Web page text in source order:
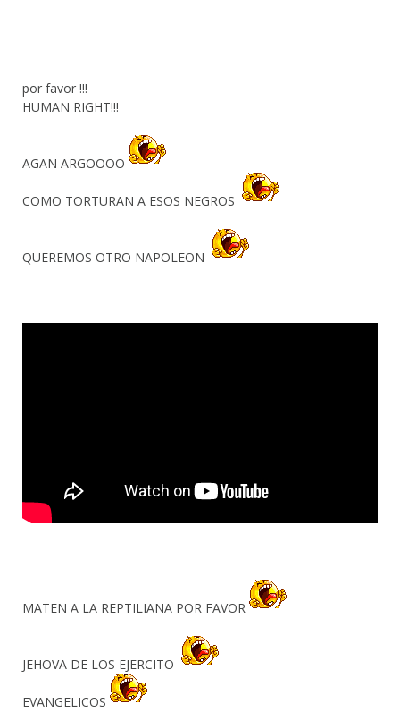
por favor !!!
HUMAN RIGHT!!!
AGAN ARGOOOO
COMO TORTURAN A ESOS NEGROS
QUEREMOS OTRO NAPOLEON
MATEN A LA REPTILIANA POR FAVOR
JEHOVA DE LOS EJERCITO
EVANGELICOS